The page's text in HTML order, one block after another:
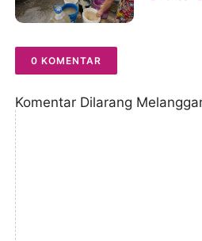
0 KOMENTAR
Komentar Dilarang